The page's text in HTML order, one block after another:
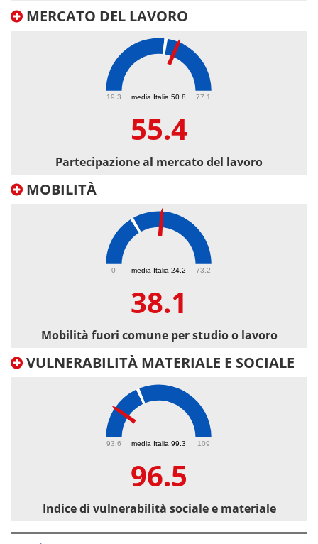
MERCATO DEL LAVORO
media Italia 50.8
19.3 77.1
55.4
Partecipazione al mercato del lavoro
MOBILITÀ
media Italia 24.2
0 73.2
38.1
Mobilità fuori comune per studio o lavoro
VULNERABILITÀ MATERIALE E SOCIALE
media Italia 99.3
93.6 109
96.5
Indice di vulnerabilità sociale e materiale